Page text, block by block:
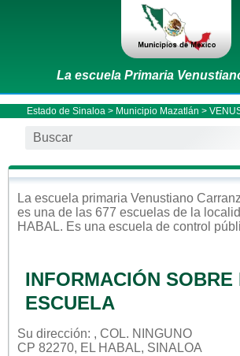
La escuela Primaria
Estado de Sinaloa > Municipio Mazatlán >
La escuela primaria Venustiano
es una de las 677 escuelas de la
HABAL. Es una escuela de control
INFORMACIÓN SOBRE
ESCUELA
Su dirección: , COL. NINGUNO
CP 82270, EL HABAL, SINALOA